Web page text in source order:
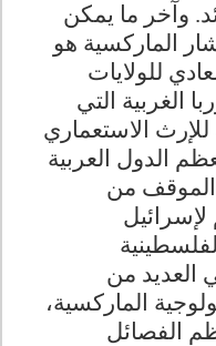
وآخر ما يمكن
الماركسية هو
للولايات
الغربية التي
الاستعماري
الدول العربية
الموقف من
لإسرائيل
العديد من
الماركسية،
الفصائل